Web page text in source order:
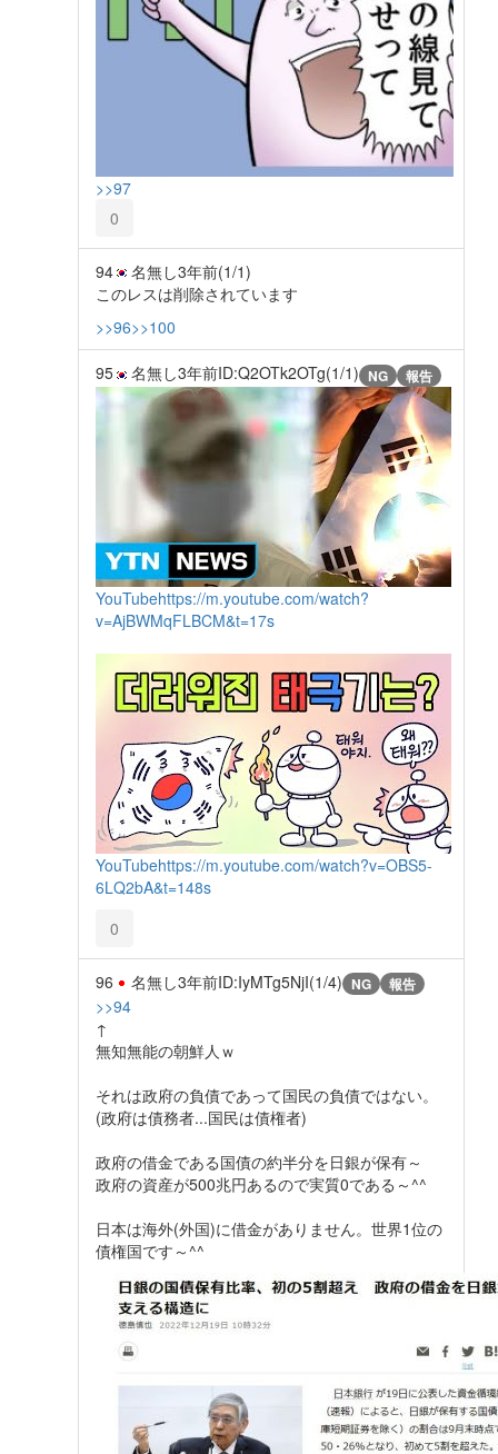
>>97
0
94 名無し3年前(1/1)
このレスは削除されています
>>96>>100
95 名無し3年前ID:Q2OTk2OTg(1/1) NG 報告
YouTubehttps://m.youtube.com/watch?
v=AjBWMqFLBCM&t=17s
YouTubehttps://m.youtube.com/watch?v=OBS5-
6LQ2bA&t=148s
0
96 名無し3年前ID:IyMTg5NjI(1/4) NG 報告
>>94
↑
無知無能の朝鮮人ｗ
それは政府の負債であって国民の負債ではない。
(政府は債務者...国民は債権者)
政府の借金である国債の約半分を日銀が保有～
政府の資産が500兆円あるので実質0である～^^
日本は海外(外国)に借金がありません。世界1位の
債権国です～^^